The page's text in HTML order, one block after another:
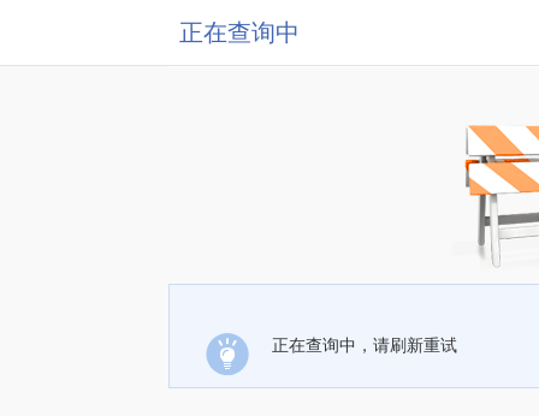
正在查询中
正在查询中，请刷新重试